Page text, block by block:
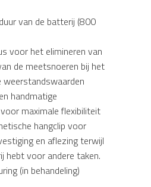
van de batterij (800
voor het elimineren van
de meetsnoeren bij het
weerstandswaarden
handmatige
maximale flexibiliteit
hangclip voor
en aflezing terwijl
hebt voor andere taken.
(in behandeling)